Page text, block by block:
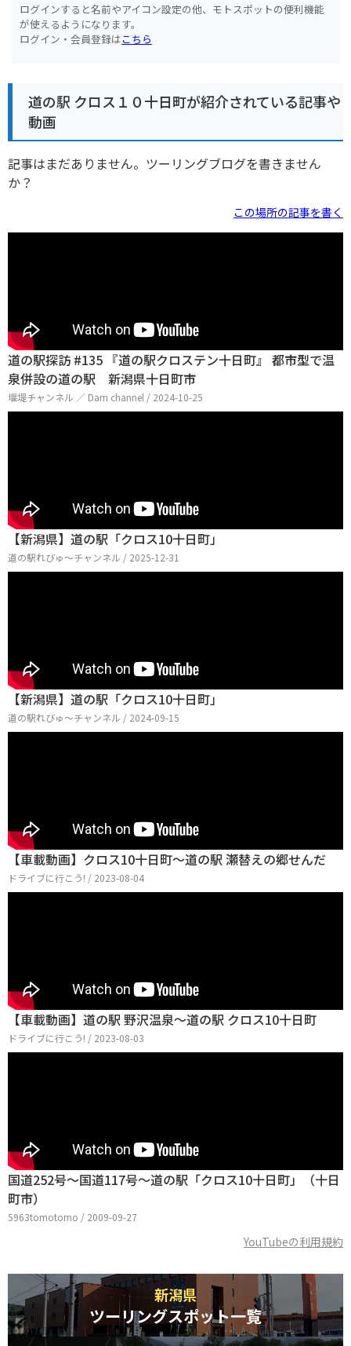
ログインすると名前やアイコン設定の他、モトスポットの便利機能
が使えるようになります。
ログイン・会員登録はこちら
道の駅 クロス１０十日町が紹介されている記事や
動画
記事はまだありません。ツーリングブログを書きません
か？
この場所の記事を書く
道の駅探訪 #135 『道の駅クロステン十日町』 都市型で温
泉併設の道の駅 新潟県十日町市
堰堤チャンネル ／ Dam channel / 2024-10-25
【新潟県】道の駅「クロス10十日町」
道の駅れびゅ〜チャンネル / 2025-12-31
【新潟県】道の駅「クロス10十日町」
道の駅れびゅ〜チャンネル / 2024-09-15
【車載動画】クロス10十日町～道の駅 瀬替えの郷せんだ
ドライブに行こう! / 2023-08-04
【車載動画】道の駅 野沢温泉～道の駅 クロス10十日町
ドライブに行こう! / 2023-08-03
国道252号～国道117号～道の駅「クロス10十日町」（十日
町市）
5963tomotomo / 2009-09-27
YouTubeの利用規約
新潟県
ツーリングスポット一覧